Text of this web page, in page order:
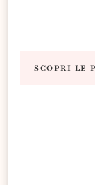
SCOPRI LE